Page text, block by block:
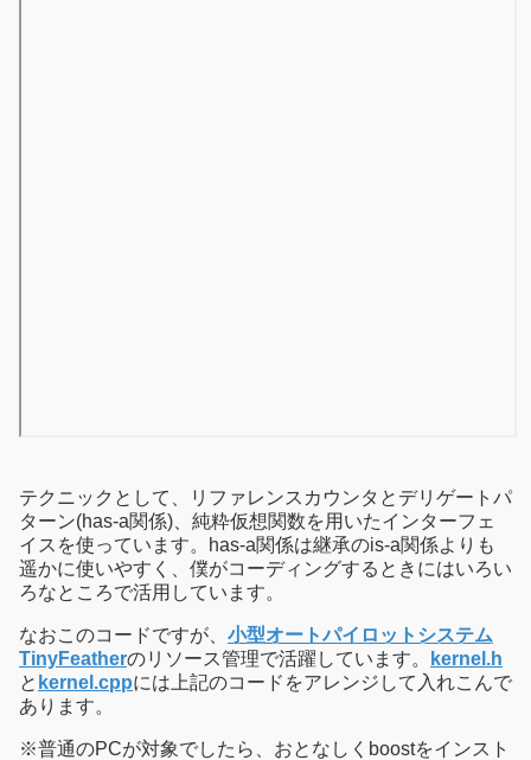
テクニックとして、リファレンスカウンタとデリゲートパ
ターン(has-a関係)、純粋仮想関数を用いたインターフェ
イスを使っています。has-a関係は継承のis-a関係よりも
遥かに使いやすく、僕がコーディングするときにはいろい
ろなところで活用しています。
なおこのコードですが、 小型オートパイロットシステム
TinyFeatherのリソース管理で活躍しています。
kernel.h
と kernel.cppには上記のコードをアレンジして入れこんで
あります。
※普通のPCが対象でしたら、おとなしくboostをインスト